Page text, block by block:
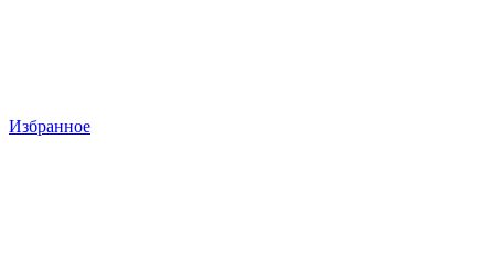
Избранное